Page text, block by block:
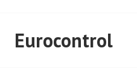
Eurocontrol